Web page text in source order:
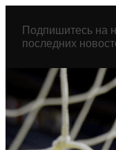
содержимому
Подпишитесь на
последних